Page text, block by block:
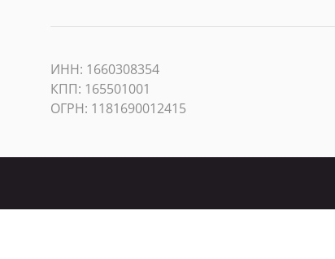
ИНН: 1660308354
КПП: 165501001
ОГРН: 1181690012415